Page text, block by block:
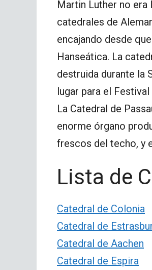
Martin Luther no era
catedrales de
encajando desde
Hanseática. La
destruida durante la
lugar para el
La Catedral de
enorme órgano
frescos del techo, y
Lista de
Catedral de Colonia
Catedral de
Catedral de Aachen
Catedral de Espira